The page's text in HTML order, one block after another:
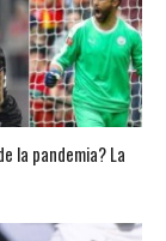
la pandemia? La